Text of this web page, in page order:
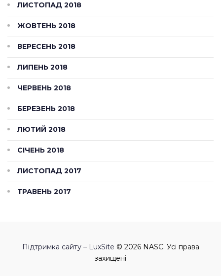
ЛИСТОПАД 2018
ЖОВТЕНЬ 2018
ВЕРЕСЕНЬ 2018
ЛИПЕНЬ 2018
ЧЕРВЕНЬ 2018
БЕРЕЗЕНЬ 2018
ЛЮТИЙ 2018
СІЧЕНЬ 2018
ЛИСТОПАД 2017
ТРАВЕНЬ 2017
Підтримка сайту – LuxSite © 2026 NASC. Усі права
захищені